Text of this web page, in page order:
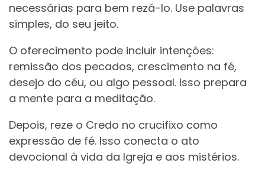
necessárias para bem rezá-lo. Use palavras
simples, do seu jeito.
O oferecimento pode incluir intenções:
remissão dos pecados, crescimento na fé,
desejo do céu, ou algo pessoal. Isso prepara
a mente para a meditação.
Depois, reze o Credo no crucifixo como
expressão de fé. Isso conecta o ato
devocional à vida da Igreja e aos mistérios.